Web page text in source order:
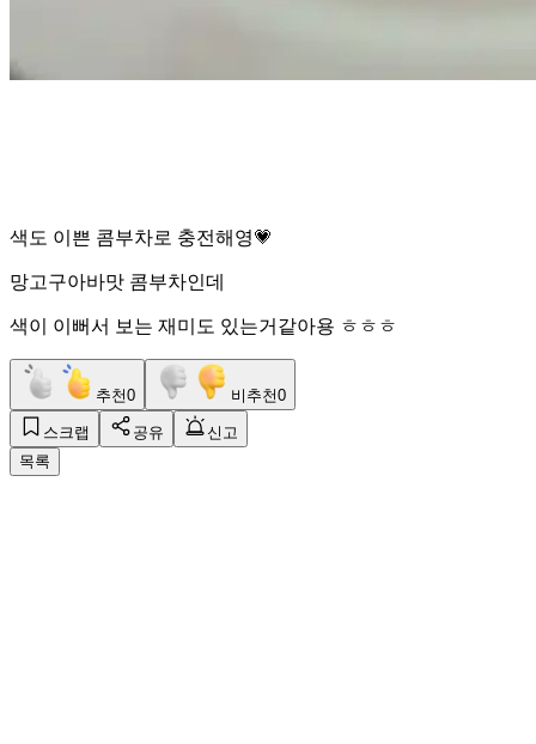
색도 이쁜 콤부차로 충전해영💗
망고구아바맛 콤부차인데
색이 이뻐서 보는 재미도 있는거같아용 ㅎㅎㅎ
추천0 비추천0
스크랩 공유
신고
목록